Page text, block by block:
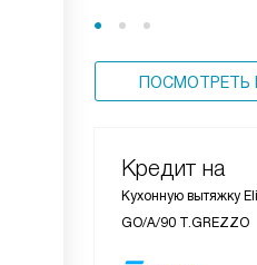
ПОСМОТРЕТЬ
Кредит на
Кухонную вытяжку
GO/A/90 T.GREZZO